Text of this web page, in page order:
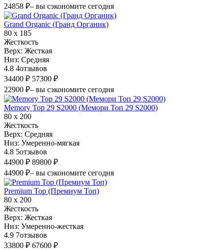
24858 ₽– вы сэкономите сегодня
Grand Organic (Гранд Органик)
80 х 185
Жесткость
Верх: Жесткая
Низ: Средняя
4.8 4отзывов
34400 ₽ 57300 ₽
22900 ₽– вы сэкономите сегодня
Memory Top 29 S2000 (Мемори Топ 29 S2000)
80 х 200
Жесткость
Верх: Средняя
Низ: Умеренно-мягкая
4.8 5отзывов
44900 ₽ 89800 ₽
44900 ₽– вы сэкономите сегодня
Premium Top (Премиум Топ)
80 х 200
Жесткость
Верх: Жесткая
Низ: Умеренно-жесткая
4.9 7отзывов
33800 ₽ 67600 ₽